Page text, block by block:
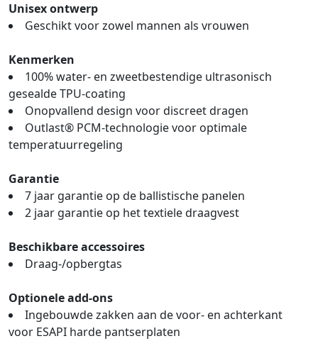
Unisex ontwerp
Geschikt voor zowel mannen als vrouwen
Kenmerken
100% water- en zweetbestendige ultrasonisch
gesealde TPU-coating
Onopvallend design voor discreet dragen
Outlast® PCM-technologie voor optimale
temperatuurregeling
Garantie
7 jaar garantie op de ballistische panelen
2 jaar garantie op het textiele draagvest
Beschikbare accessoires
Draag-/opbergtas
Optionele add-ons
Ingebouwde zakken aan de voor- en achterkant
voor ESAPI harde pantserplaten